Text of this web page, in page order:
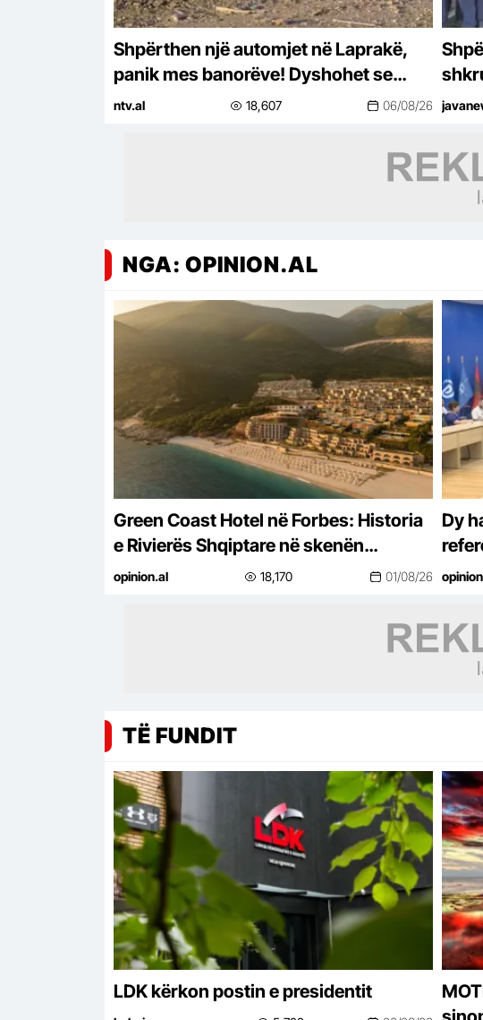
Shpërthen një automjet në Laprakë,
panik mes banorëve! Dyshohet se
zjarri u shkaktua nga…
ntv.al 18,607 06/08/26
NGA: OPINION.AL
Green Coast Hotel në Forbes: Historia
e Rivierës Shqiptare në skenën
ndërkombëtare
opinion.al 18,170 01/08/26
Dy
TË FUNDIT
LDK kërkon postin e presidentit